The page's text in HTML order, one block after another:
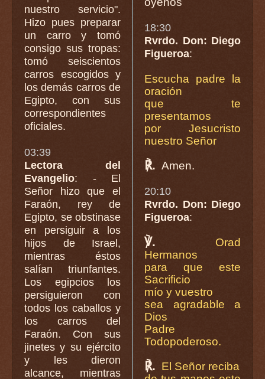
nuestro servicio".
Hizo pues preparar
un carro y tomó
consigo sus tropas:
tomó seiscientos
carros escogidos y
los demás carros de
Egipto, con sus
correspondientes
oficiales.
03:39
Lectora del
Evangelio: - El
Señor hizo que el
Faraón, rey de
Egipto, se obstinase
en persiguir a los
hijos de Israel,
mientras éstos
salían triunfantes.
Los egipcios los
persiguieron con
todos los caballos y
los carros del
Faraón. Con sus
jinetes y su ejército
y les dieron
alcance, mientras
18:30
Rvrdo. Don: Diego
Figueroa:
Escucha padre la
oración
que te
presentamos
por Jesucristo
nuestro Señor
℟. Amen.
20:10
Rvrdo. Don: Diego
Figueroa:
℣.
Orad
Hermanos
para que este
Sacrificio
mío y vuestro
sea agradable a
Dios
Padre
Todopoderoso.
℟. El Señor reciba